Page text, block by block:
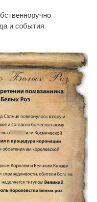
и события.